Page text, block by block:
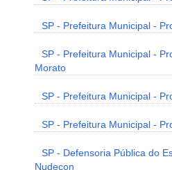
SP - Prefeitura Municipal -
SP - Prefeitura Municipal -
Morato
SP - Prefeitura Municipal -
SP - Prefeitura Municipal -
SP - Defensoria Pública do
Nudecon